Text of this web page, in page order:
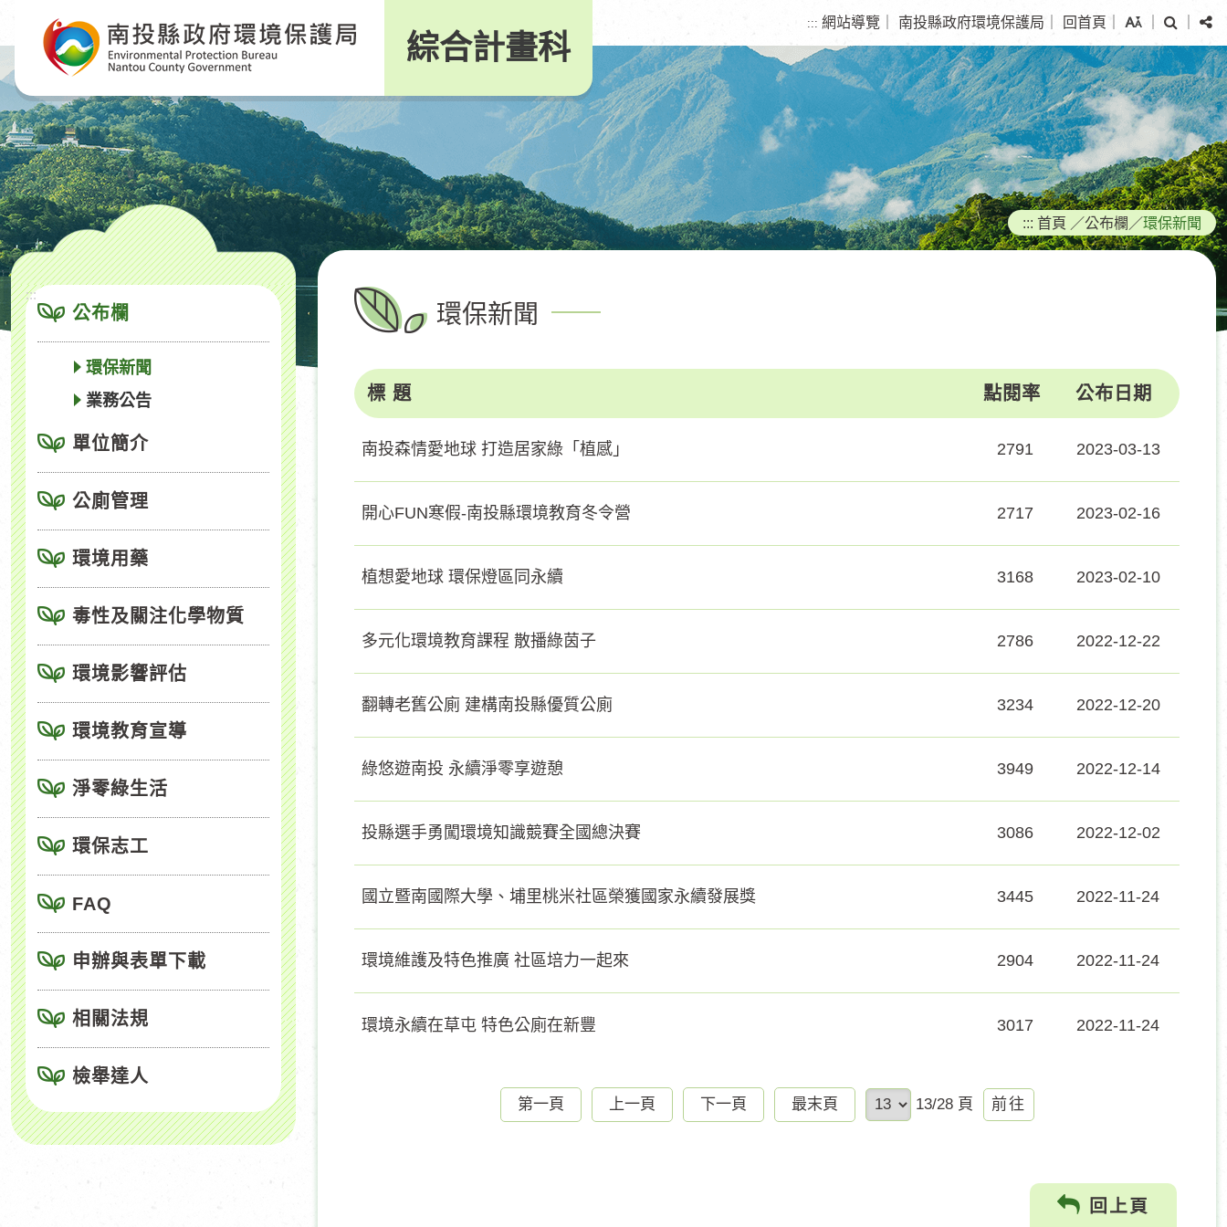
要
內
容
區
塊
綜合計畫科
::: 網站導覽 南投縣政府環境保護局 回首頁
尋
分
享
:::
公布欄
環保新聞
業務公告
單位簡介
公廁管理
環境用藥
毒性及關注化學物質
環境影響評估
環境教育宣導
淨零綠生活
環保志工
FAQ
申辦與表單下載
相關法規
檢舉達人
::: 首頁 ／公布欄 ／環保新聞
環保新聞
標 題 點閱率 公布日期
南投森情愛地球 打造居家綠「植感」 2791 2023-03-13
開心FUN寒假-南投縣環境教育冬令營 2717 2023-02-16
植想愛地球 環保燈區同永續 3168 2023-02-10
多元化環境教育課程 散播綠茵子 2786 2022-12-22
翻轉老舊公廁 建構南投縣優質公廁 3234 2022-12-20
綠悠遊南投 永續淨零享遊憩 3949 2022-12-14
投縣選手勇闖環境知識競賽全國總決賽 3086 2022-12-02
國立暨南國際大學、埔里桃米社區榮獲國家永續發展獎 3445 2022-11-24
環境維護及特色推廣 社區培力一起來 2904 2022-11-24
環境永續在草屯 特色公廁在新豐 3017 2022-11-24
第一頁 上一頁 下一頁 最末頁 13/28 頁
前
往
回上頁